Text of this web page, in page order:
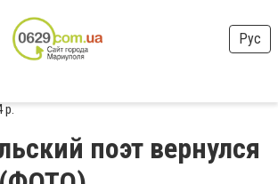
Рус
р.
поэт вернулся